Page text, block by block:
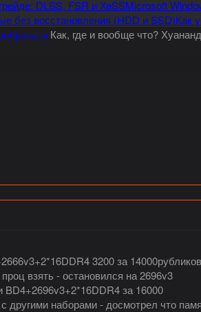
DLSS, FSR и XeSSMicrosoft
без восстановления (HDD и SSD)Как
Как, где и вообще что?
3200 за 14000рубликов
взять - остановился на 2696v3
за 16000
другими наборами - досмотрел что